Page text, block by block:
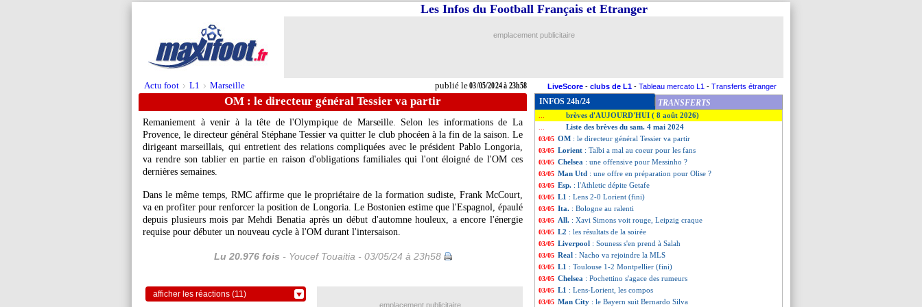
Actu foot > L1 > Marseille publié le03/05/2024 à 23h58
Les Infos du Football Français et Etranger
emplacement publicitaire
LiveScore - clubs de L1 - Tableau mercato L1 - Transferts étranger
OM : le directeur général Tessier va partir
Remaniement à venir à la tête de l'Olympique de Marseille. Selon les informations de La
Provence, le directeur général Stéphane Tessier va quitter le club phocéen à la fin de la saison. Le
dirigeant marseillais, qui entretient des relations compliquées avec le président Pablo Longoria,
va rendre son tablier en partie en raison d'obligations familiales qui l'ont éloigné de l'OM ces
dernières semaines.
Dans le même temps, RMC affirme que le propriétaire de la formation sudiste, Frank McCourt,
va en profiter pour renforcer la position de Longoria. Le Bostonien estime que l'Espagnol, épaulé
depuis plusieurs mois par Mehdi Benatia après un début d'automne houleux, a encore l'énergie
requise pour débuter un nouveau cycle à l'OM durant l'intersaison.
Lu 20.976 fois - Youcef Touaitia - 03/05/24 à 23h58
afficher les réactions (11)
INFOS 24h/24 TRANSFERTS
brèves d'AUJOURD'HUI ( 8 août 2026)
Liste des brèves du sam. 4 mai 2024
03/05 OM : le directeur général Tessier va partir
03/05 Lorient : Talbi a mal au coeur pour les fans
03/05 Chelsea : une offensive pour Messinho ?
03/05 Man Utd : une offre en préparation pour Olise ?
03/05 Esp. : l'Athletic dépite Getafe
03/05 L1 : Lens 2-0 Lorient (fini)
03/05 Ita. : Bologne au ralenti
03/05 All. : Xavi Simons voit rouge, Leipzig craque
03/05 L2 : les résultats de la soirée
03/05 Liverpool : Souness s'en prend à Salah
03/05 Real : Nacho va rejoindre la MLS
03/05 L1 : Toulouse 1-2 Montpellier (fini)
03/05 Chelsea : Pochettino s'agace des rumeurs
03/05 L1 : Lens-Lorient, les compos
03/05 Man City : le Bayern suit Bernardo Silva
emplacement publicitaire